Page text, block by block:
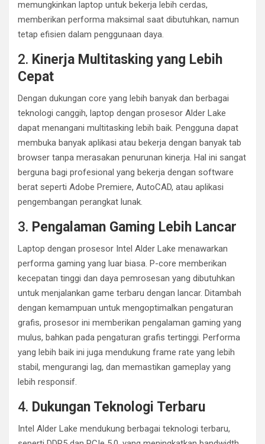
memungkinkan laptop untuk bekerja lebih cerdas,
memberikan performa maksimal saat dibutuhkan, namun
tetap efisien dalam penggunaan daya.
2. Kinerja Multitasking yang Lebih
Cepat
Dengan dukungan core yang lebih banyak dan berbagai
teknologi canggih, laptop dengan prosesor Alder Lake
dapat menangani multitasking lebih baik. Pengguna dapat
membuka banyak aplikasi atau bekerja dengan banyak tab
browser tanpa merasakan penurunan kinerja. Hal ini sangat
berguna bagi profesional yang bekerja dengan software
berat seperti Adobe Premiere, AutoCAD, atau aplikasi
pengembangan perangkat lunak.
3. Pengalaman Gaming Lebih Lancar
Laptop dengan prosesor Intel Alder Lake menawarkan
performa gaming yang luar biasa. P-core memberikan
kecepatan tinggi dan daya pemrosesan yang dibutuhkan
untuk menjalankan game terbaru dengan lancar. Ditambah
dengan kemampuan untuk mengoptimalkan pengaturan
grafis, prosesor ini memberikan pengalaman gaming yang
mulus, bahkan pada pengaturan grafis tertinggi. Performa
yang lebih baik ini juga mendukung frame rate yang lebih
stabil, mengurangi lag, dan memastikan gameplay yang
lebih responsif.
4. Dukungan Teknologi Terbaru
Intel Alder Lake mendukung berbagai teknologi terbaru,